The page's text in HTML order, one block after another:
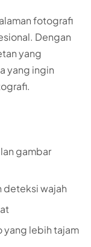
fotografi
Dengan
yang
yang ingin
gambar
deteksi wajah
yang lebih tajam